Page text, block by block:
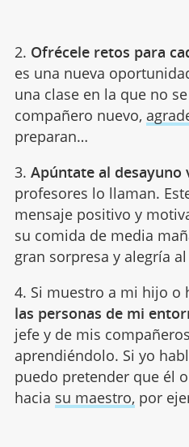
2. Ofrécele retos para
es una nueva
una clase en la que no
compañero nuevo,
preparan…
3. Apúntate al desayuno
profesores lo llaman.
mensaje positivo y
su comida de media
gran sorpresa y alegría
4. Si muestro a mi hijo o
las personas de mi
jefe y de mis
aprendiéndolo. Si yo
puedo pretender que él
hacia su maestro, por